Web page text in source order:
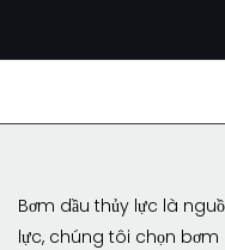
Bơm dầu thủy lực là
lực, chúng tôi chọn bơm